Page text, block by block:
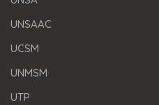
UNSAAC
UCSM
UNMSM
UTP